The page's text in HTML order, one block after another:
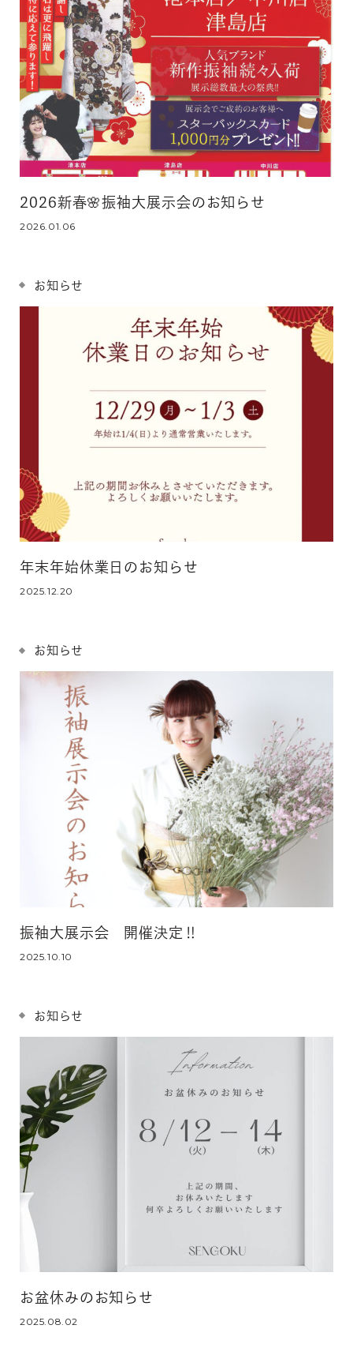
2026新春🌸振袖大展示会のお知らせ
2026.01.06
お知らせ
年末年始休業日のお知らせ
2025.12.20
お知らせ
振袖大展示会 開催決定‼
2025.10.10
お知らせ
お盆休みのお知らせ
2025.08.02